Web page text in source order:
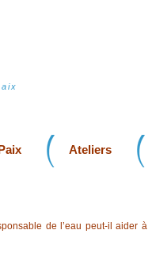
Ateliers
de l’eau peut-il aider à